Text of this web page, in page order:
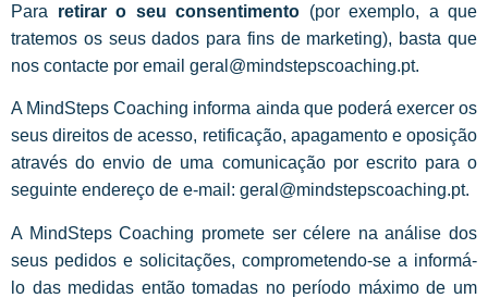
Para retirar o seu consentimento (por exemplo, a que
tratemos os seus dados para fins de marketing), basta que
nos contacte por email geral@mindstepscoaching.pt.
A MindSteps Coaching informa ainda que poderá exercer os
seus direitos de acesso, retificação, apagamento e oposição
através do envio de uma comunicação por escrito para o
seguinte endereço de e-mail: geral@mindstepscoaching.pt.
A MindSteps Coaching promete ser célere na análise dos
seus pedidos e solicitações, comprometendo-se a informá-
lo das medidas então tomadas no período máximo de um